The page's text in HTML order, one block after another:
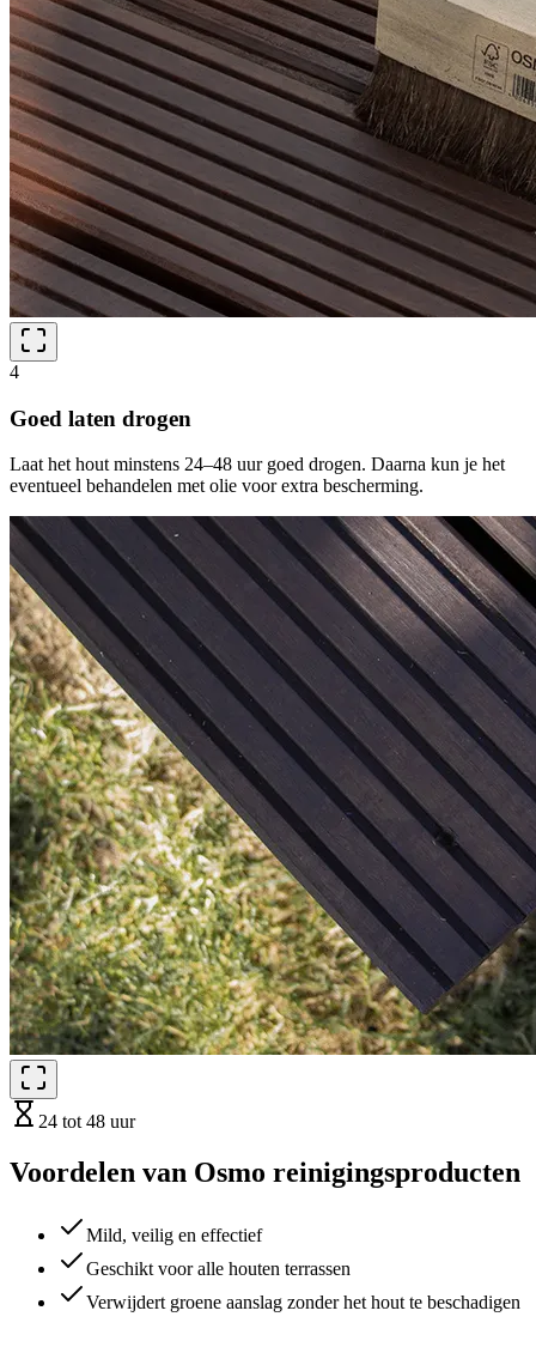
4
Goed laten drogen
Laat het hout minstens 24–48 uur goed drogen. Daarna kun je het
eventueel behandelen met olie voor extra bescherming.
24 tot 48 uur
Voordelen van Osmo reinigingsproducten
Mild, veilig en effectief
Geschikt voor alle houten terrassen
Verwijdert groene aanslag zonder het hout te beschadigen